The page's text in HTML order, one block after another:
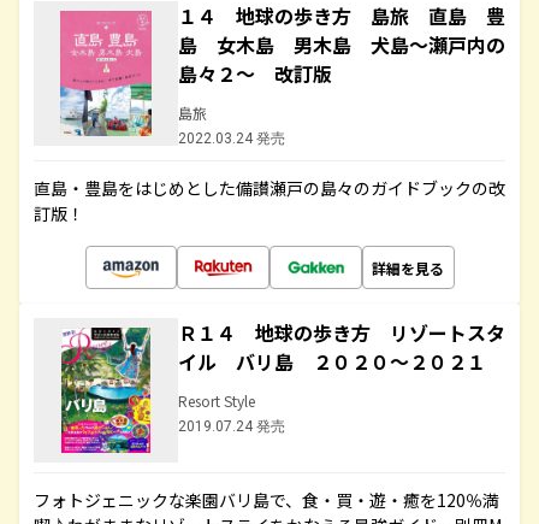
１４ 地球の歩き方 島旅 直島 豊
島 女木島 男木島 犬島～瀬戸内の
島々２～ 改訂版
島旅
2022.03.24 発売
直島・豊島をはじめとした備讃瀬戸の島々のガイドブックの改
訂版！
詳細を見る
Ｒ１４ 地球の歩き方 リゾートスタ
イル バリ島 ２０２０～２０２１
Resort Style
2019.07.24 発売
フォトジェニックな楽園バリ島で、食・買・遊・癒を120％満